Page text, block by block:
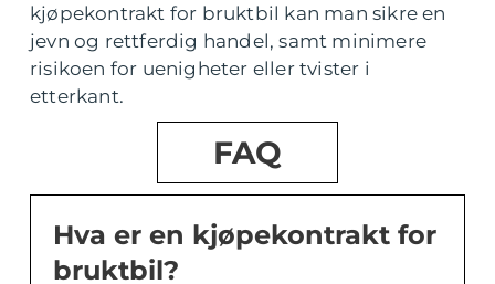
kjøpekontrakt for bruktbil kan man sikre en
jevn og rettferdig handel, samt minimere
risikoen for uenigheter eller tvister i
etterkant.
FAQ
Hva er en kjøpekontrakt for
bruktbil?